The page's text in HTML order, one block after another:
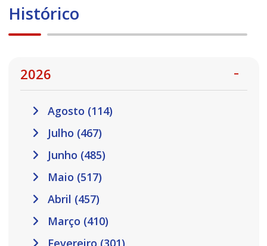
Histórico
2026
Agosto (114)
Julho (467)
Junho (485)
Maio (517)
Abril (457)
Março (410)